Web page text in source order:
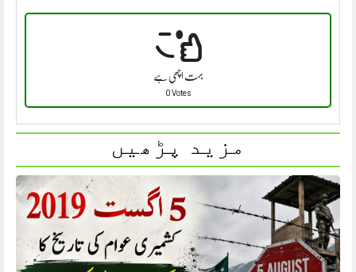
بہت اچھی ہے
0 Votes
مزید پڑھیں